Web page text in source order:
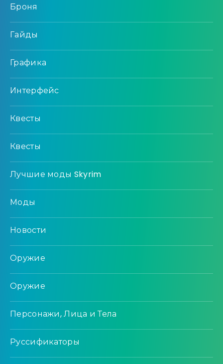
Броня
Гайды
Графика
Интерфейс
Квесты
Квесты
Лучшие моды Skyrim
Моды
Новости
Оружие
Оружие
Персонажи, Лица и Тела
Руссификаторы